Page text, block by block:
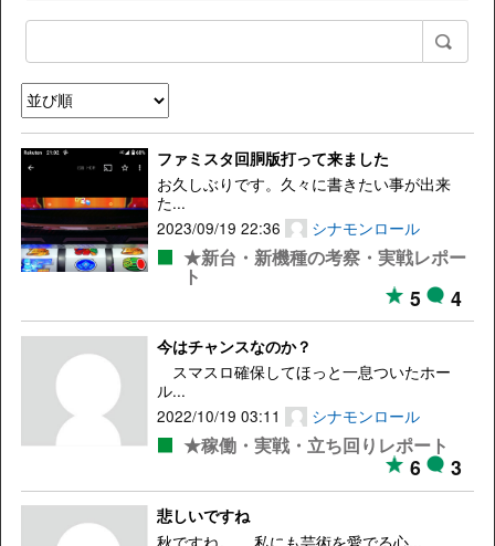
ファミスタ回胴版打って来ました
お久しぶりです。久々に書きたい事が出来
た...
2023/09/19 22:36
シナモンロール
★新台・新機種の考察・実戦レポー
ト
5 4
今はチャンスなのか？
スマスロ確保してほっと一息ついたホー
ル...
2022/10/19 03:11
シナモンロール
★稼働・実戦・立ち回りレポート
6 3
悲しいですね
秋ですね。 私にも芸術を愛でる心...